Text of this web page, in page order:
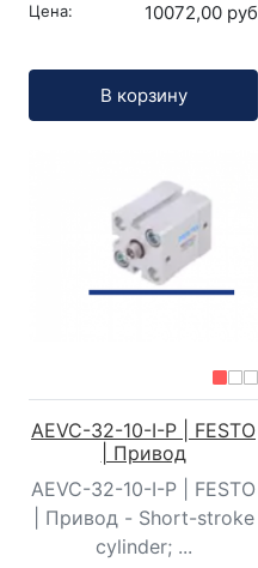
Цена: 10072,00 руб
В корзину
AEVC-32-10-I-P | FESTO
| Привод
AEVC-32-10-I-P | FESTO
| Привод - Short-stroke
cylinder; ...